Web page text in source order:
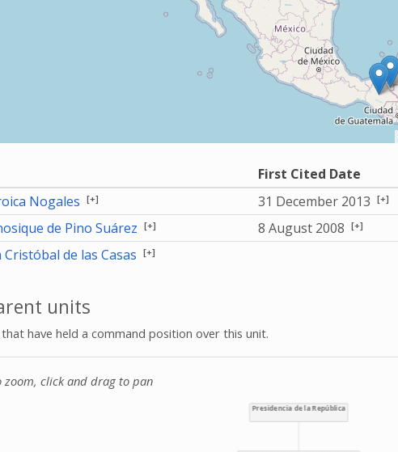
First Cited Date
Nogales
[+] 31 December 2013 [+]
de Pino Suárez [+] 8 August 2008 [+]
de las Casas [+]
units
have held a command position over this unit.
zoom, click and drag to pan